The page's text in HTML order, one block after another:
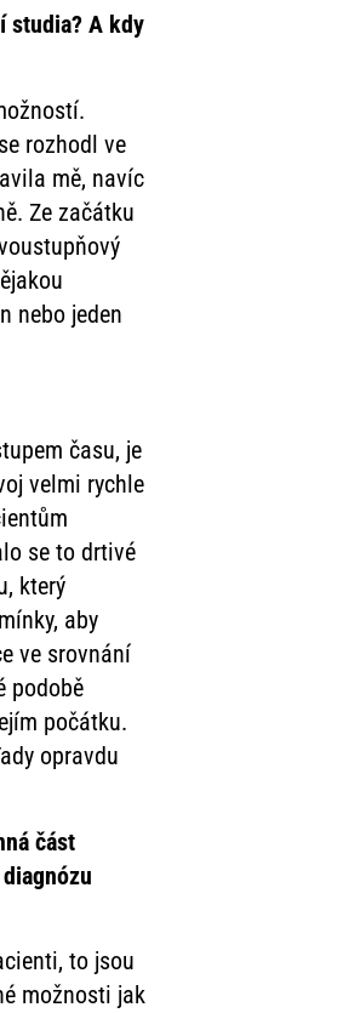
studia? A kdy
rozhodl ve
mě, navíc
Ze začátku
nebo jeden
času, je
velmi rychle
se to drtivé
který
aby
ve srovnání
podobě
počátku.
opravdu
část
to jsou
možnosti jak